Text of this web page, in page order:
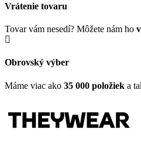
Vrátenie tovaru
Tovar vám nesedí? Môžete nám ho
Obrovský výber
Máme viac ako 35 000 položiek a